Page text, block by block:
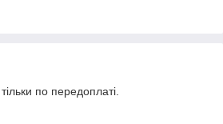
по передоплаті.